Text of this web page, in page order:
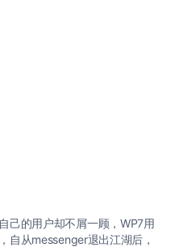
己的用户却不屑一顾，WP7用
自从messenger退出江湖后，